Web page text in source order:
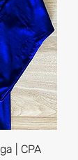
| CPA